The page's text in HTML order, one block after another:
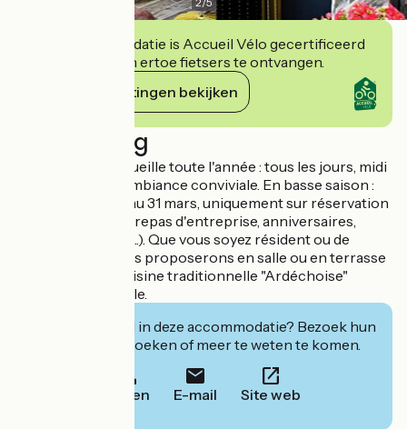
Deze accommodatie is Accueil Vélo gecertificeerd
en verbindt zich ertoe fietsers te ontvangen.
Haar verplichtingen bekijken
Beschrijving
L'équipe vous accueille toute l'année : tous les jours, midi
et soir dans une ambiance conviviale. En basse saison :
du 1er novembre au 31 mars, uniquement sur réservation
de grande tablée (repas d'entreprise, anniversaires,
réunion de famille...). Que vous soyez résident ou de
passage, nous vous proposerons en salle ou en terrasse
ombragée, une cuisine traditionnelle "Ardéchoise"
simple et conviviale.
Geïnteresseerd in deze accommodatie? Bezoek hun
website om te boeken of meer te weten te komen.
Bellen E-mail Site web